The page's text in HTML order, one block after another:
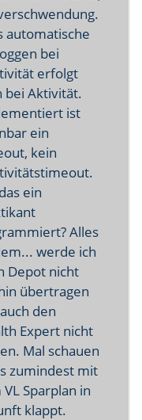
automatische
bei
erfolgt
bei Aktivität.
ist
ein
kein
ein
Alles
werde ich
Depot nicht
übertragen
den
Expert nicht
Mal schauen
zumindest mit
Sparplan in
klappt.